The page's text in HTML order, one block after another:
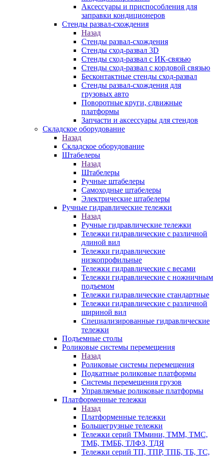
Аксессуары и приспособления для
заправки кондиционеров
Стенды развал-схождения
Назад
Стенды развал-схождения
Стенды сход-развал 3D
Стенды сход-развал с ИК-связью
Стенды сход-развал с кордовой связью
Бесконтактные стенды сход-развал
Стенды развал-схождения для
грузовых авто
Поворотные круги, сдвижные
платформы
Запчасти и аксессуары для стендов
Складское оборудование
Назад
Складское оборудование
Штабелеры
Назад
Штабелеры
Ручные штабелеры
Самоходные штабелеры
Электрические штабелеры
Ручные гидравлические тележки
Назад
Ручные гидравлические тележки
Тележки гидравлические с различной
длиной вил
Тележки гидравлические
низкопрофильные
Тележки гидравлические с весами
Тележки гидравлические с ножничным
подъемом
Тележки гидравлические стандартные
Тележки гидравлические с различной
шириной вил
Специализированные гидравлические
тележки
Подъемные столы
Роликовые системы перемещения
Назад
Роликовые системы перемещения
Подкатные роликовые платформы
Системы перемещения грузов
Управляемые роликовые платформы
Платформенные тележки
Назад
Платформенные тележки
Большегрузные тележки
Тележки серий ТМмини, ТММ, ТМС,
ТМБ, ТМББ, ТЛФЗ, ТДЯ
Тележки серий ТП, ТПР, ТПБ, ТБ, ТС,